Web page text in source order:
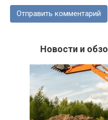
Новости и